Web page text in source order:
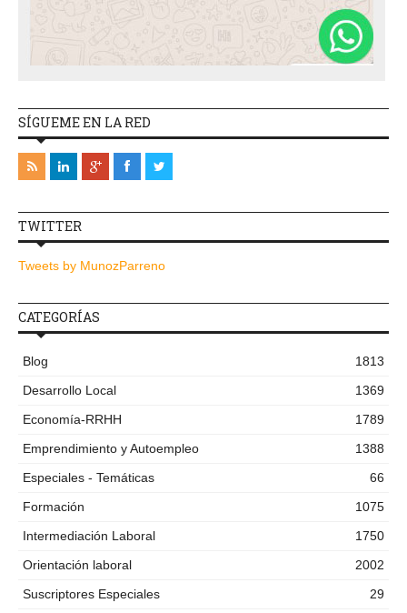
SÍGUEME EN LA RED
TWITTER
Tweets by MunozParreno
CATEGORÍAS
Blog
1813
Desarrollo Local
1369
Economía-RRHH
1789
Emprendimiento y Autoempleo
1388
Especiales - Temáticas
66
Formación
1075
Intermediación Laboral
1750
Orientación laboral
2002
Suscriptores Especiales
29